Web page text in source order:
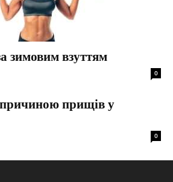
зимовим взуттям
0
прищів у
0